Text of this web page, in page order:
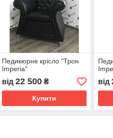
Педикюрне крісло "Трон
Imperia"
від 22 500₴
Купити
від